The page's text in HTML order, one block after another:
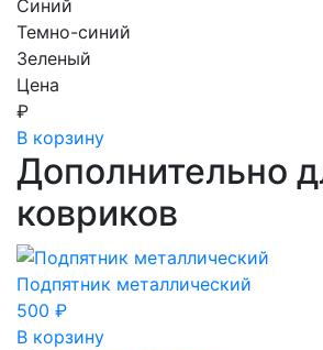
Синий
Темно-синий
Зеленый
Цена
₽
В корзину
Дополнительно
ковриков
Подпятник металлический
500 ₽
В корзину